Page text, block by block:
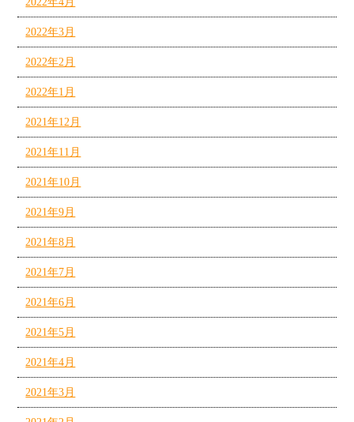
2022年3月
2022年2月
2022年1月
2021年12月
2021年11月
2021年10月
2021年9月
2021年8月
2021年7月
2021年6月
2021年5月
2021年4月
2021年3月